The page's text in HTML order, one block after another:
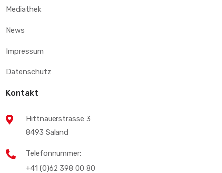
Mediathek
News
Impressum
Datenschutz
Kontakt
Hittnauerstrasse 3
8493 Saland
Telefonnummer:
+41 (0)62 398 00 80